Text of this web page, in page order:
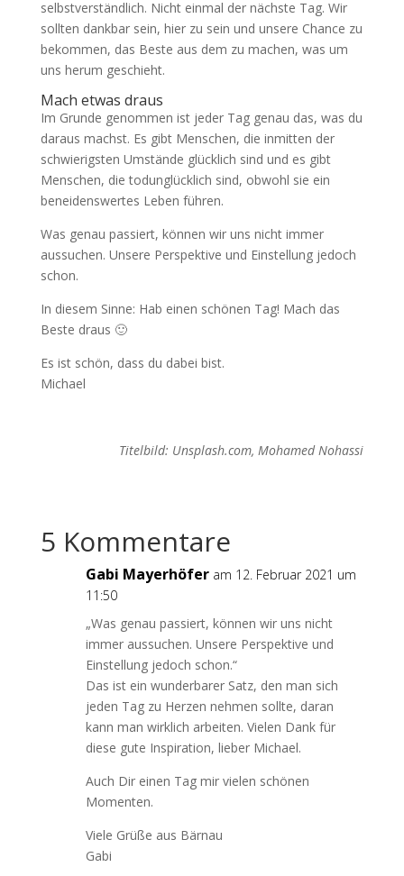
selbstverständlich. Nicht einmal der nächste Tag. Wir
sollten dankbar sein, hier zu sein und unsere Chance zu
bekommen, das Beste aus dem zu machen, was um
uns herum geschieht.
Mach etwas draus
Im Grunde genommen ist jeder Tag genau das, was du
daraus machst. Es gibt Menschen, die inmitten der
schwierigsten Umstände glücklich sind und es gibt
Menschen, die todunglücklich sind, obwohl sie ein
beneidenswertes Leben führen.
Was genau passiert, können wir uns nicht immer
aussuchen. Unsere Perspektive und Einstellung jedoch
schon.
In diesem Sinne: Hab einen schönen Tag! Mach das
Beste draus 🙂
Es ist schön, dass du dabei bist.
Michael
Titelbild: Unsplash.com, Mohamed Nohassi
5 Kommentare
Gabi Mayerhöfer am 12. Februar 2021 um
11:50
„Was genau passiert, können wir uns nicht
immer aussuchen. Unsere Perspektive und
Einstellung jedoch schon.“
Das ist ein wunderbarer Satz, den man sich
jeden Tag zu Herzen nehmen sollte, daran
kann man wirklich arbeiten. Vielen Dank für
diese gute Inspiration, lieber Michael.
Auch Dir einen Tag mir vielen schönen
Momenten.
Viele Grüße aus Bärnau
Gabi